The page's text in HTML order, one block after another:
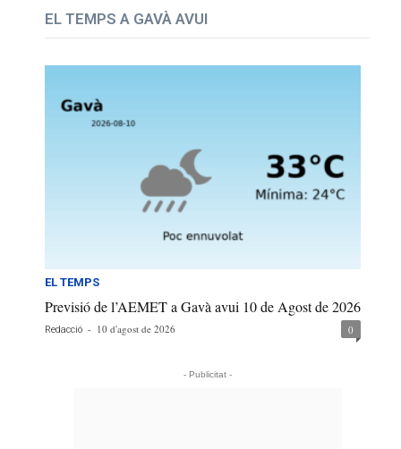
EL TEMPS A GAVÀ AVUI
EL TEMPS
Previsió de l’AEMET a Gavà avui 10 de Agost de 2026
Redacció - 10 d'agost de 2026 0
- Publicitat -